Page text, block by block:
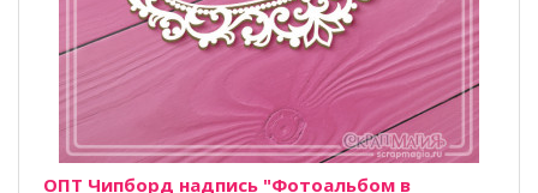
ОПТ Чипборд надпись "Фотоальбом в